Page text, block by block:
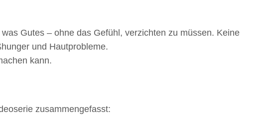
Gutes – ohne das Gefühl, verzichten zu müssen. Keine
und Hautprobleme.
kann.
zusammengefasst: